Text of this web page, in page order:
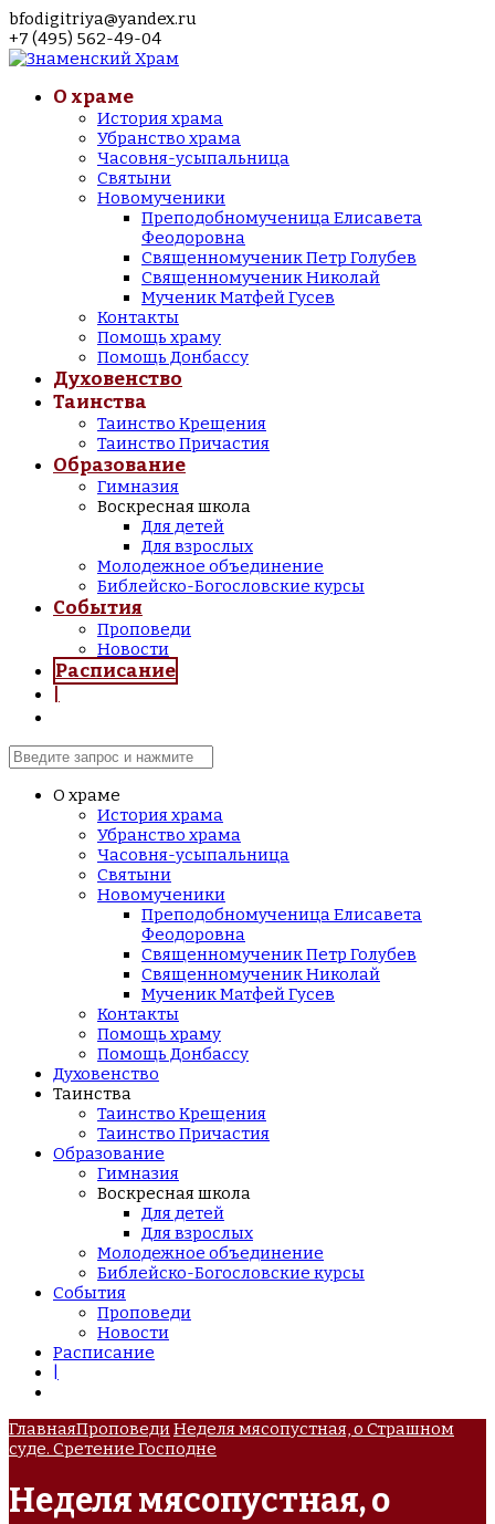
bfodigitriya@yandex.ru
+7 (495) 562-49-04
О храме
История храма
Убранство храма
Часовня-усыпальница
Святыни
Новомученики
Преподобномученица Елисавета
Феодоровна
Священномученик Петр Голубев
Священномученик Николай
Мученик Матфей Гусев
Контакты
Помощь храму
Помощь Донбассу
Духовенство
Таинства
Таинство Крещения
Таинство Причастия
Образование
Гимназия
Воскресная школа
Для детей
Для взрослых
Молодежное объединение
Библейско-Богословские курсы
События
Проповеди
Новости
Расписание
О храме
История храма
Убранство храма
Часовня-усыпальница
Святыни
Новомученики
Преподобномученица Елисавета
Феодоровна
Священномученик Петр Голубев
Священномученик Николай
Мученик Матфей Гусев
Контакты
Помощь храму
Помощь Донбассу
Духовенство
Таинства
Таинство Крещения
Таинство Причастия
Образование
Гимназия
Воскресная школа
Для детей
Для взрослых
Молодежное объединение
Библейско-Богословские курсы
События
Проповеди
Новости
Расписание
ГлавнаяПроповедиНеделя мясопустная, о Страшном
суде. Сретение Господне
Неделя мясопустная, о